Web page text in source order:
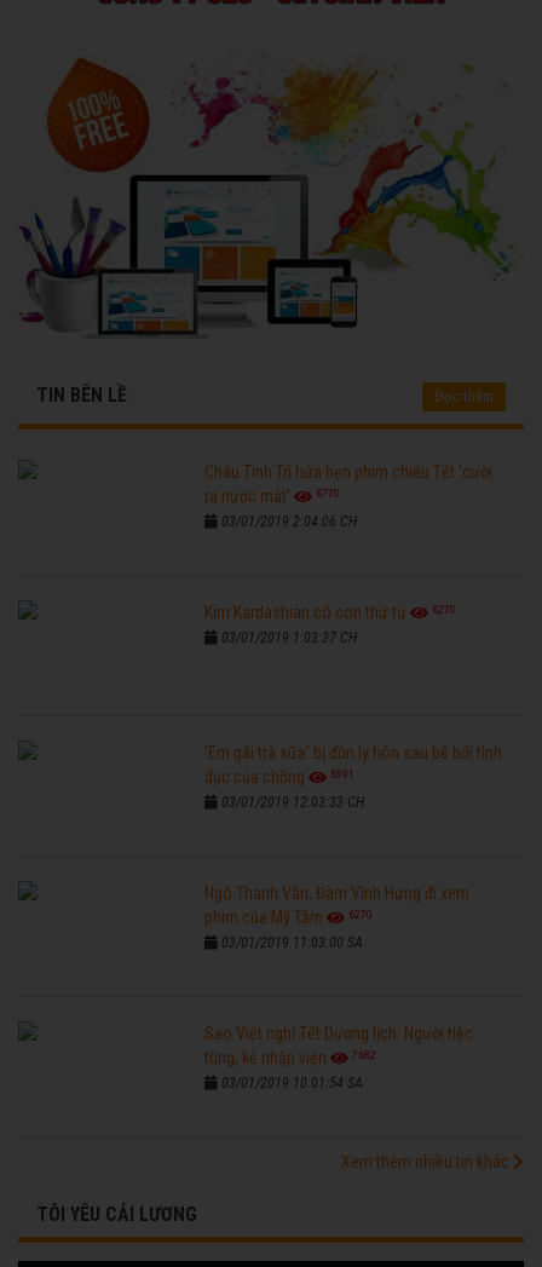
TIN BÊN LỀ Đọc thêm
Châu Tinh Trì hứa hẹn phim chiếu Tết 'cười
ra nước mắt'
6770
03/01/2019 2:04:06 CH
Kim Kardashian có con thứ tư 6270
03/01/2019 1:03:37 CH
'Em gái trà sữa' bị đồn ly hôn sau bê bối tình
dục của chồng
6591
03/01/2019 12:03:33 CH
Ngô Thanh Vân, Đàm Vĩnh Hưng đi xem
phim của Mỹ Tâm
6270
03/01/2019 11:03:00 SA
Sao Việt nghỉ Tết Dương lịch: Người tiệc
tùng, kẻ nhập viện
7682
03/01/2019 10:01:54 SA
Xem thêm nhiều tin khác
TÔI YÊU CẢI LƯƠNG